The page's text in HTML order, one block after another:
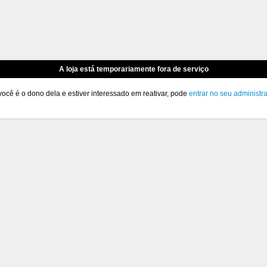
A loja está temporariamente fora de serviço
é o dono dela e estiver interessado em reativar, pode entrar no seu